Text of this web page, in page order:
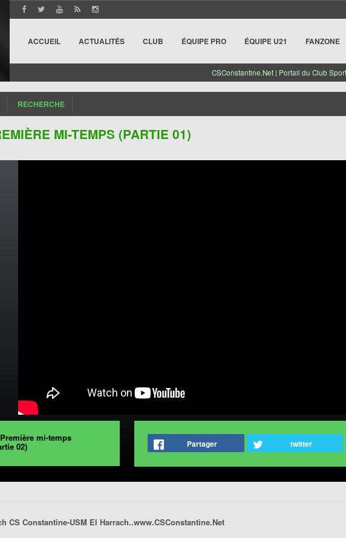
ACCUEIL ACTUALITÉS CLUB ÉQUIPE PRO ÉQUIPE U21 FANZONE
CSConstantine.Net | Portail du Club
RECHERCHE
MI-TEMPS (PARTIE 01)
mi-temps
02) Partager twitter
CS Constantine-USM El Harrach..www.CSConstantine.Net